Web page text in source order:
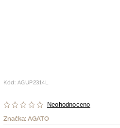
Kód: AGUP2314L
Neohodnoceno
Značka: AGATO